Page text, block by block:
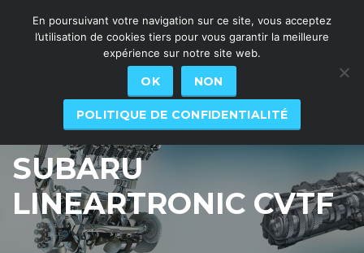
SUBARU
LINEARTRONIC CVTF
En poursuivant votre navigation sur ce site, vous acceptez
l’utilisation de cookies tiers pour vous garantir la meilleure
expérience sur notre site web.
OK NON
POLITIQUE DE CONFIDENTIALITÉ